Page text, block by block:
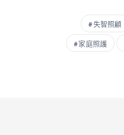
失智照顧
家庭照護